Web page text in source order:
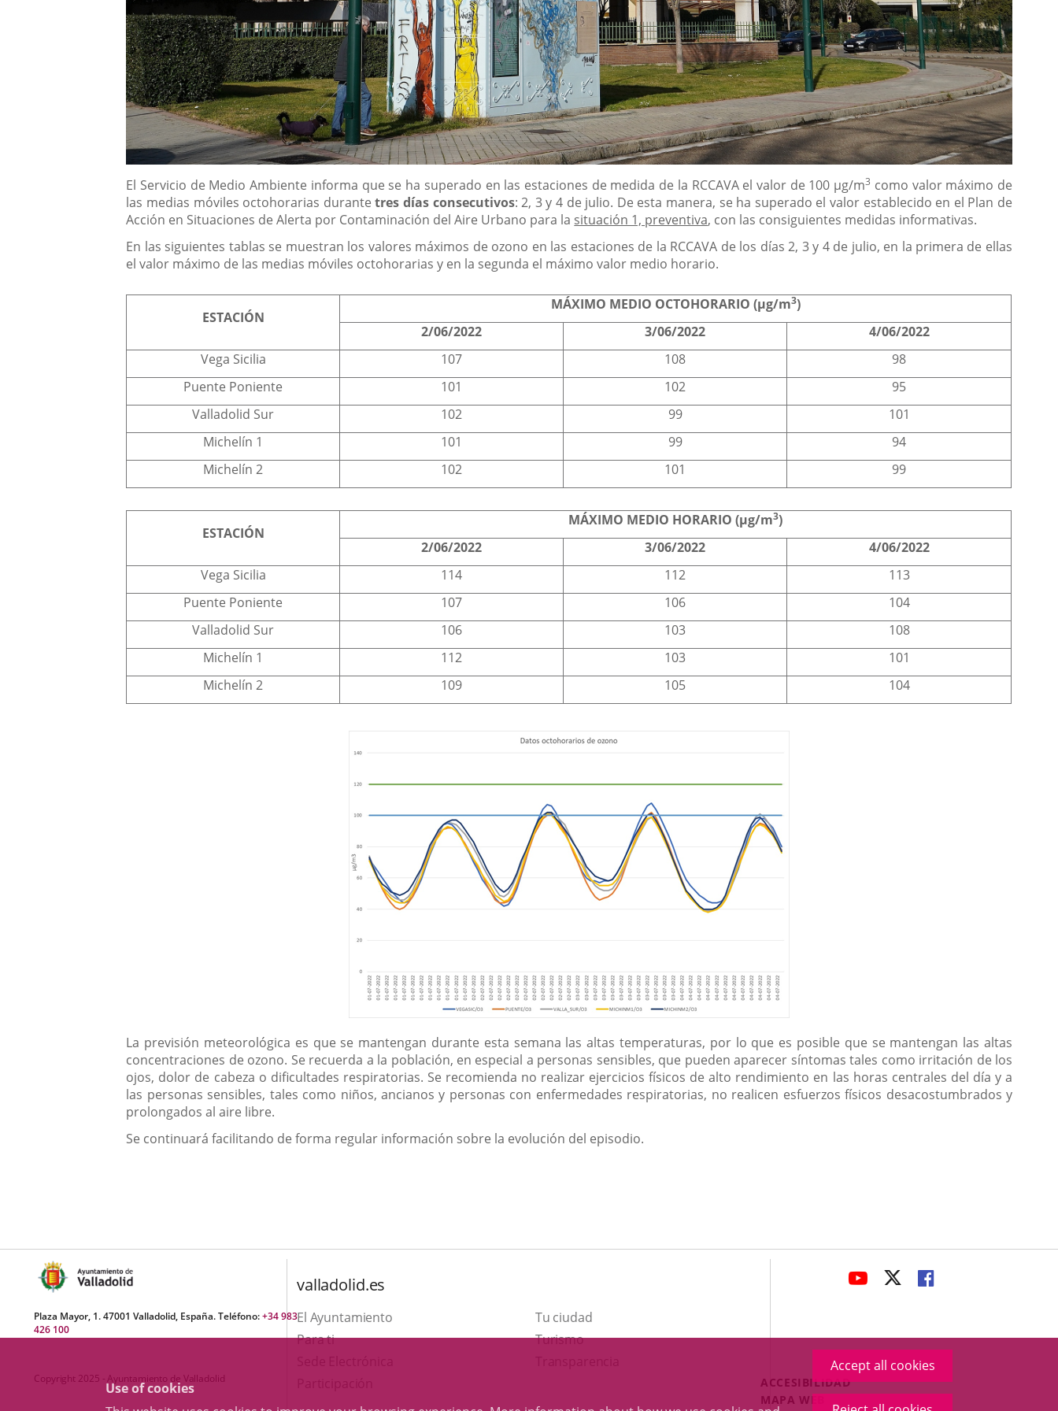
Use of cookies
Accept all cookies
Descripción
El Servicio de Medio Ambiente informa que se ha superado en las estaciones de medida de la RCCAVA el valor de 100 µg/m3 como valor máximo de
las medias móviles octohorarias durantetres días consecutivos: 2, 3 y 4 de julio. De esta manera, se ha superado el valor establecido en el Plan de
Acción en Situaciones de Alerta por Contaminación del Aire Urbano para la situación 1, preventiva, con las consiguientes medidas informativas.
En las siguientes tablas se muestran los valores máximos de ozono en las estaciones de la RCCAVA de los días 2, 3 y 4 de julio, en la primera de ellas
el valor máximo de las medias móviles octohorarias y en la segunda el máximo valor medio horario.
ESTACIÓN
MÁXIMO MEDIO OCTOHORARIO (µg/m3)
2/06/2022
3/06/2022
4/06/2022
Vega Sicilia
107 108
98
Puente Poniente
101 102
95
Valladolid Sur
102 99
101
Michelín 1
101 99
94
Michelín 2
102 101 99
ESTACIÓN
MÁXIMO MEDIO HORARIO (µg/m3)
2/06/2022
3/06/2022
4/06/2022
Vega Sicilia
114 112
113
Puente Poniente
107 106
104
Valladolid Sur
106 103
108
Michelín 1
112 103
101
Michelín 2
109 105 104
La previsión meteorológica es que se mantengan durante esta semana las altas temperaturas, por lo que es posible que se mantengan las altas
concentraciones de ozono. Se recuerda a la población, en especial a personas sensibles, que pueden aparecer síntomas tales como irritación de los
ojos, dolor de cabeza o dificultades respiratorias. Se recomienda no realizar ejercicios físicos de alto rendimiento en las horas centrales del día y a
las personas sensibles, tales como niños, ancianos y personas con enfermedades respiratorias, no realicen esfuerzos físicos desacostumbrados y
prolongados al aire libre.
Se continuará facilitando de forma regular información sobre la evolución del episodio.
Plaza Mayor, 1. 47001 Valladolid, España. Teléfono:+34 983
426 100
Copyright 2025 - Ayuntamiento de Valladolid
valladolid.es
El Ayuntamiento
Tu ciudad
Para ti
TurismoThis
open
external
LINK
APPLICATION.
LINK
APPLICATION.
LINK
APPLICATION.
Menú
Legal
ACCESIBILIDAD
MAPA WEB